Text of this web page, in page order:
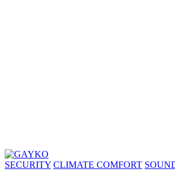
SECURITY CLIMATE COMFORT